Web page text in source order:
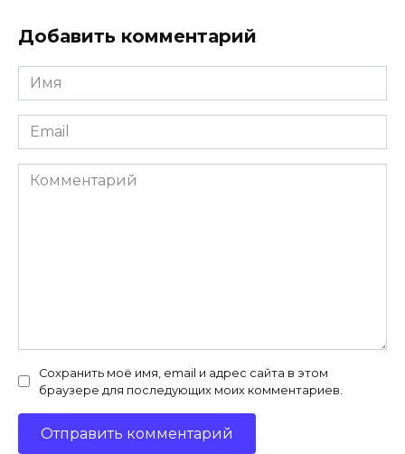
Добавить комментарий
Имя
*
Email
*
Комментарий
Сохранить моё имя, email и адрес сайта в этом
браузере для последующих моих комментариев.